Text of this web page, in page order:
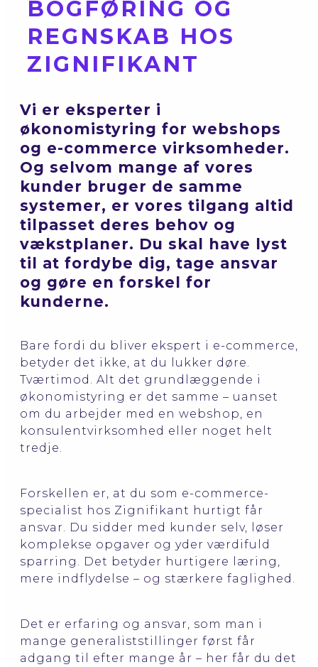
BOGFØRING OG
REGNSKAB HOS
ZIGNIFIKANT
Vi er eksperter i
økonomistyring for webshops
og e-commerce virksomheder.
Og selvom mange af vores
kunder bruger de samme
systemer, er vores tilgang altid
tilpasset deres behov og
vækstplaner. Du skal have lyst
til at fordybe dig, tage ansvar
og gøre en forskel for
kunderne.
Bare fordi du bliver ekspert i e-commerce,
betyder det ikke, at du lukker døre.
Tværtimod. Alt det grundlæggende i
økonomistyring er det samme – uanset
om du arbejder med en webshop, en
konsulentvirksomhed eller noget helt
tredje.
Forskellen er, at du som e-commerce-
specialist hos Zignifikant hurtigt får
ansvar. Du sidder med kunder selv, løser
komplekse opgaver og yder værdifuld
sparring. Det betyder hurtigere læring,
mere indflydelse – og stærkere faglighed.
Det er erfaring og ansvar, som man i
mange generaliststillinger først får
adgang til efter mange år – her får du det